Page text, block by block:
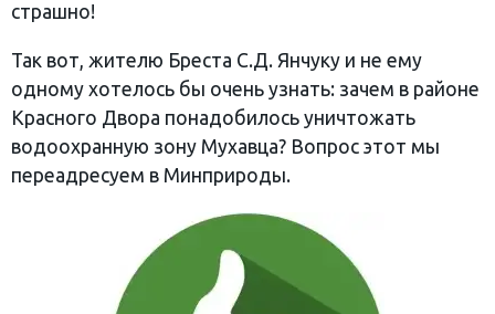
страшно!
Так вот, жителю Бреста С.Д. Янчуку и не ему
одному хотелось бы очень узнать: зачем в районе
Красного Двора понадобилось уничтожать
водоохранную зону Мухавца? Вопрос этот мы
переадресуем в Минприроды.